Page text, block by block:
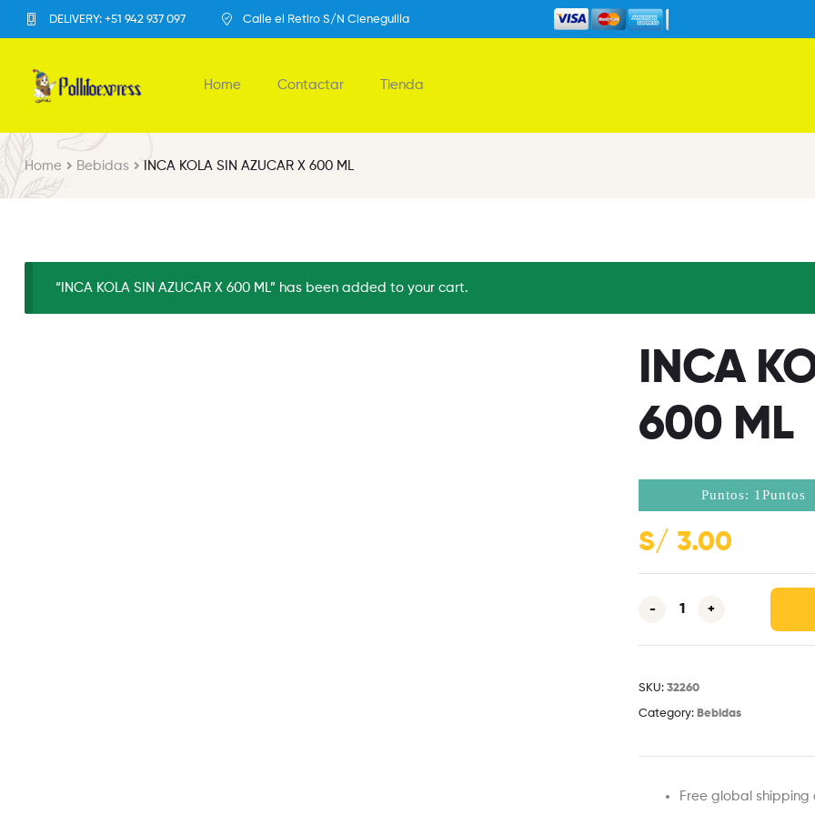
DELIVERY: +51 942 937 097 Calle el Retiro S/N Cieneguilla
Home Contactar Tienda
Home Bebidas INCA KOLA SIN AZUCAR X 600 ML
“INCA KOLA SIN AZUCAR X 600 ML” has been added to your cart.
INCA
600 ML
Puntos: 1Puntos
S/ 3.00
- +
SKU: 32260
Category: Bebidas
Free global shipping